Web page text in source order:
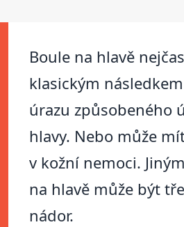
Boule na hlavě
klasickým
úrazu způsobeného
hlavy. Nebo může
v kožní nemoci.
na hlavě může být
nádor.